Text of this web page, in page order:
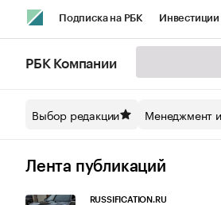
Подписка на РБК Инвестиции
Спецпроекты СПб
Технологии и медиа
РБК Компании
Выбор редакции Менеджмент
Лента публикаций
RUSSIFICATION.RU